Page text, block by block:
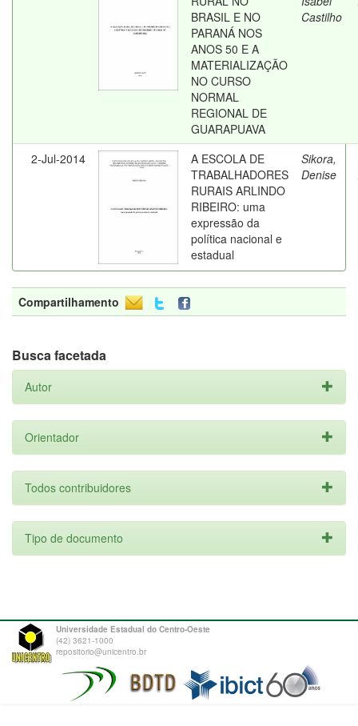
BRASIL E NO
PARANÁ NOS
ANOS 50 E A
MATERIALIZAÇÃO
NO CURSO
NORMAL
REGIONAL DE
GUARAPUAVA
Castilho
2-Jul-2014
A ESCOLA DE
TRABALHADORES
RURAIS ARLINDO
RIBEIRO: uma
expressão da
política nacional e
estadual
Sikora,
Denise
Compartilhamento
Busca facetada
Autor
Orientador
Todos contribuidores
Tipo de documento
Universidade Estadual do Centro-Oeste
(42) 3621-1000
repositorio@unicentro.br